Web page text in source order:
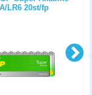
LR6 20st/fp